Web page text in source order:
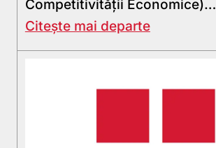
Competitivităţii Economice)…
Citește mai departe